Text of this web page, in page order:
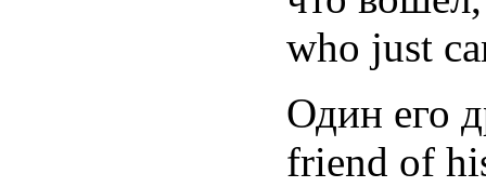
who just
Один его
friend of